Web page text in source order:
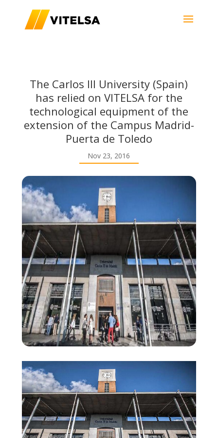
The Carlos III University (Spain)
has relied on VITELSA for the
technological equipment of the
extension of the Campus Madrid-
Puerta de Toledo
Nov 23, 2016